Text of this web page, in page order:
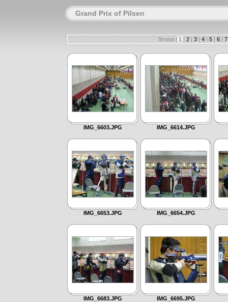
Grand Prix of Pilsen
Strana | 1 | 2 | 3 | 4 | 5 | 6 |
IMG_6603.JPG IMG_6614.JPG
IMG_6653.JPG IMG_6654.JPG
IMG_6683.JPG IMG_6695.JPG